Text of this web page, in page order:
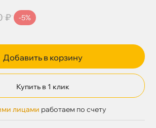
₽ -5%
Добавить в корзину
Купить в 1 клик
лицами работаем по счету